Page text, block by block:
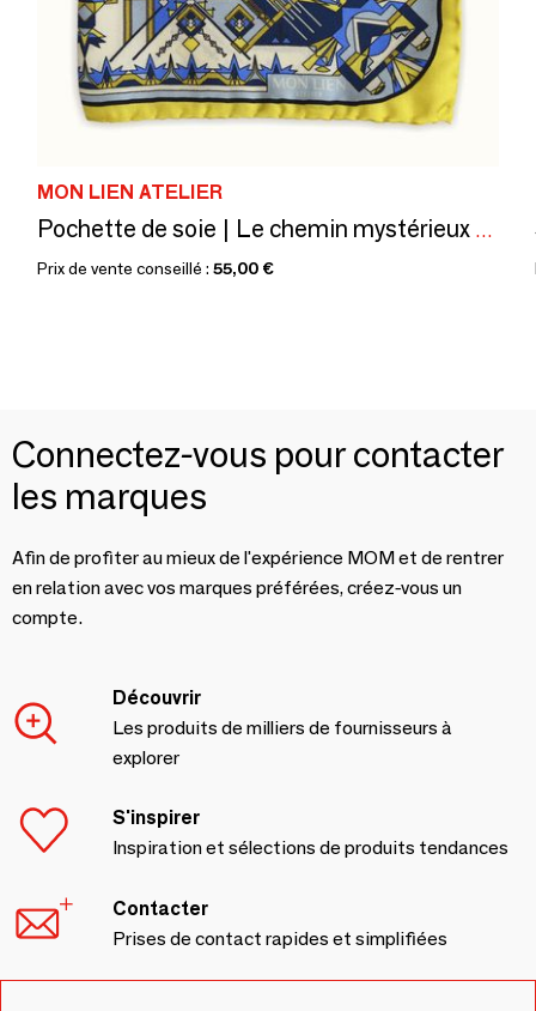
MON LIEN ATELIER
Pochette de soie | Le chemin mystérieux | jaune et bleu
Prix de vente conseillé : 55,00 €
Connectez-vous pour contacter
les marques
Afin de profiter au mieux de l'expérience MOM et de rentrer
en relation avec vos marques préférées, créez-vous un
compte.
Découvrir
Les produits de milliers de fournisseurs à
explorer
S'inspirer
Inspiration et sélections de produits tendances
Contacter
Prises de contact rapides et simplifiées